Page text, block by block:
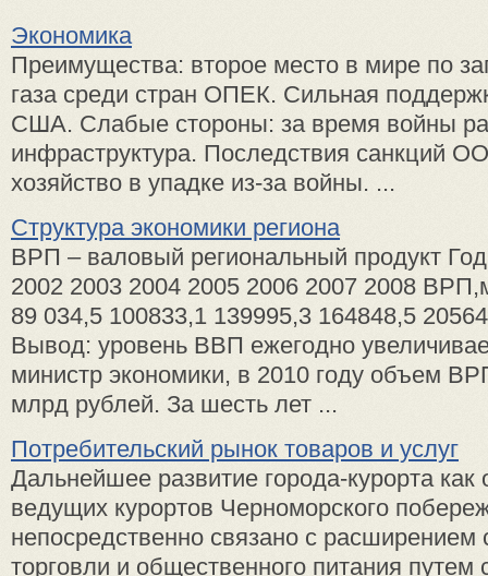
Экономика
Преимущества: второе место в мире по
газа среди стран ОПЕК. Сильная
США. Слабые стороны: за время войны
инфраструктура. Последствия санкций
хозяйство в упадке из-за войны. ...
Структура экономики региона
ВРП – валовый региональный продукт
2002 2003 2004 2005 2006 2007 2008
89 034,5 100833,1 139995,3 164848,5
Вывод: уровень ВВП ежегодно
министр экономики, в 2010 году объем
млрд рублей. За шесть лет ...
Потребительский рынок товаров и услуг
Дальнейшее развитие города-курорта как
ведущих курортов Черноморского
непосредственно связано с расширением
торговли и общественного питания путем